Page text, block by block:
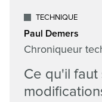
TECHNIQUE
Paul Demers
Chroniqueur
Ce qu'il faut